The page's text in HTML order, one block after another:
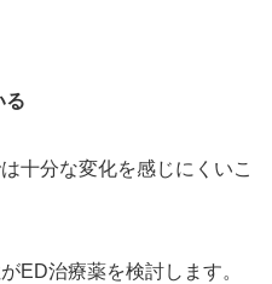
る
十分な変化を感じにくいこ
ED治療薬を検討します。